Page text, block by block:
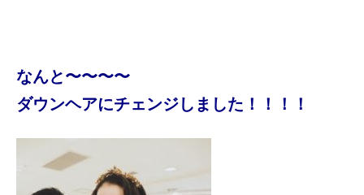
なんと〜〜〜〜
ダウンヘアにチェンジしました！！！！